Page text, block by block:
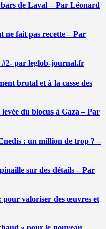
bars de Laval – Par Léonard
ne fait pas recette – Par
#2- par leglob-journal.fr
brutal et à la casse des
du blocus à Gaza – Par
: un million de trop ? –
sur des détails – Par
pour valoriser des œuvres et